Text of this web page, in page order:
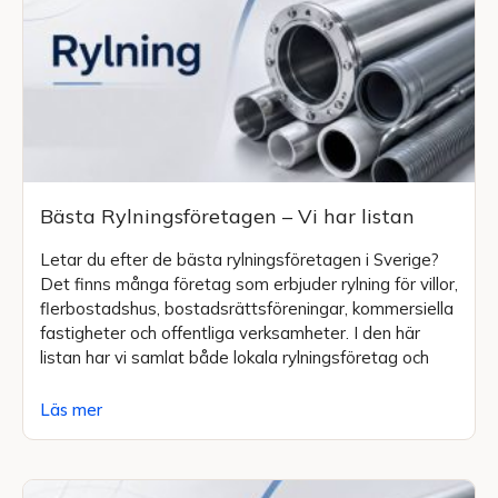
Bästa Rylningsföretagen – Vi har listan
Letar du efter de bästa rylningsföretagen i Sverige?
Det finns många företag som erbjuder rylning för villor,
flerbostadshus, bostadsrättsföreningar, kommersiella
fastigheter och offentliga verksamheter. I den här
listan har vi samlat både lokala rylningsföretag och
Läs mer